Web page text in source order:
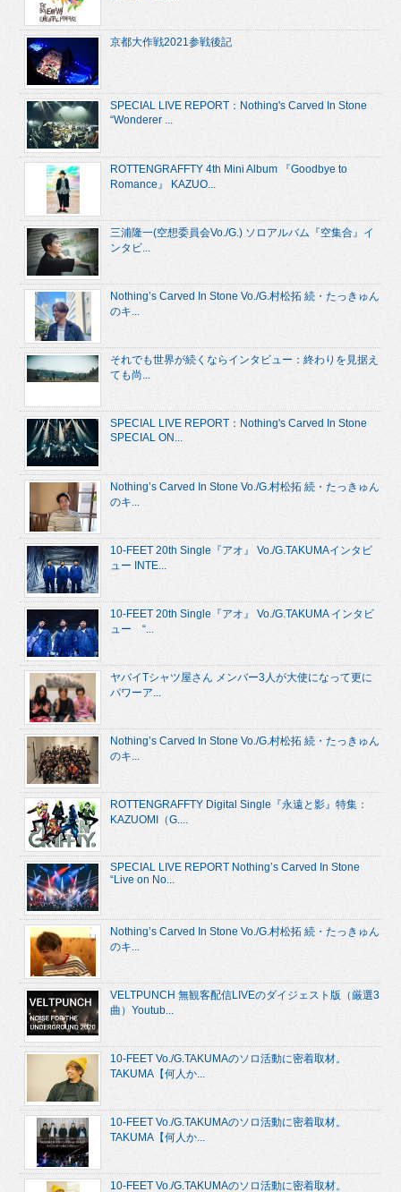
京都大作戦2021参戦後記
SPECIAL LIVE REPORT：Nothing's Carved In Stone
“Wonderer ...
ROTTENGRAFFTY 4th Mini Album 『Goodbye to
Romance』 KAZUO...
三浦隆一(空想委員会Vo./G.) ソロアルバム『空集合』イ
ンタビ...
Nothing’s Carved In Stone Vo./G.村松拓 続・たっきゅん
のキ...
それでも世界が続くならインタビュー：終わりを見据え
ても尚...
SPECIAL LIVE REPORT：Nothing's Carved In Stone
SPECIAL ON...
Nothing’s Carved In Stone Vo./G.村松拓 続・たっきゅん
のキ...
10-FEET 20th Single『アオ』 Vo./G.TAKUMAインタビ
ュー INTE...
10-FEET 20th Single『アオ』 Vo./G.TAKUMA インタビ
ュー “...
ヤバイTシャツ屋さん メンバー3人が大使になって更に
パワーア...
Nothing’s Carved In Stone Vo./G.村松拓 続・たっきゅん
のキ...
ROTTENGRAFFTY Digital Single『永遠と影』特集：
KAZUOMI（G....
SPECIAL LIVE REPORT Nothing’s Carved In Stone
“Live on No...
Nothing’s Carved In Stone Vo./G.村松拓 続・たっきゅん
のキ...
VELTPUNCH 無観客配信LIVEのダイジェスト版（厳選3
曲）Youtub...
10-FEET Vo./G.TAKUMAのソロ活動に密着取材。
TAKUMA【何人か...
10-FEET Vo./G.TAKUMAのソロ活動に密着取材。
TAKUMA【何人か...
10-FEET Vo./G.TAKUMAのソロ活動に密着取材。